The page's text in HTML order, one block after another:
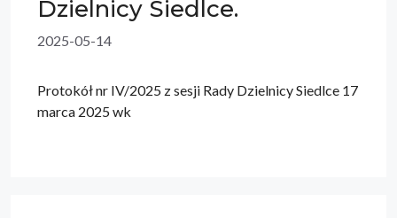
Dzielnicy Siedlce.
2025-05-14
Protokół nr IV/2025 z sesji Rady Dzielnicy Siedlce 17
marca 2025 wk